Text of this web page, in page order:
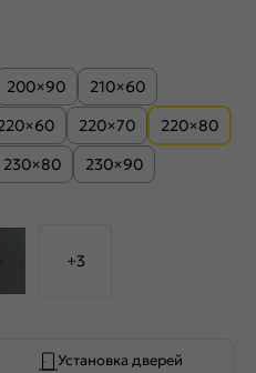
200×90
210×60
220×70
220×80
230×80
230×90
+3
Установка дверей